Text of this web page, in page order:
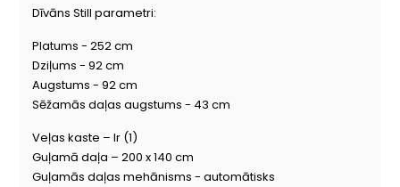
Dīvāns Still parametri:
Platums - 252 cm
Dziļums - 92 cm
Augstums - 92 cm
Sēžamās daļas augstums - 43 cm
Veļas kaste – Ir (1)
Guļamā daļa – 200 x 140 cm
Guļamās daļas mehānisms - automātisks